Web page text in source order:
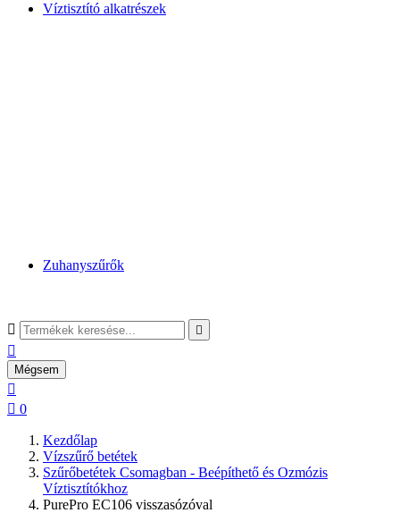
Víztisztító alkatrészek
Zuhanyszűrők
 

Mégsem

 0
Kezdőlap
Vízszűrő betétek
Szűrőbetétek Csomagban - Beépíthető és Ozmózis
Víztisztítókhoz
PurePro EC106 visszasózóval